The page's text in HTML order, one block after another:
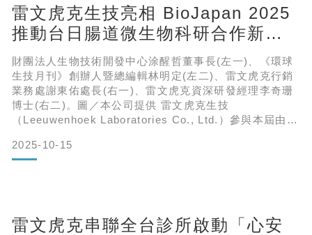
雷文虎克生技亮相 BioJapan 2025
推動台日腸道微生物科研合作新篇
章
財團法人生物技術開發中心涂醒哲董事長(左一)、《環球
生技月刊》創辦人暨總編輯林明定(左二)、雷文虎克行銷
業務處謝東佑處長(右一)、雷文虎克資深研發經理李奇珊
博士(右二)。圖／本公司提供 雷文虎克生技
（Leeuwenhoek Laboratories Co., Ltd.）參與本屆由經
團法人生物技術開發中心（DCB）率團、代表台灣生技創
新團隊參與 BioJapan 2025（橫濱），展出最新研發成
2025-10-15
雷文虎克串聯全台診所啟動「心安